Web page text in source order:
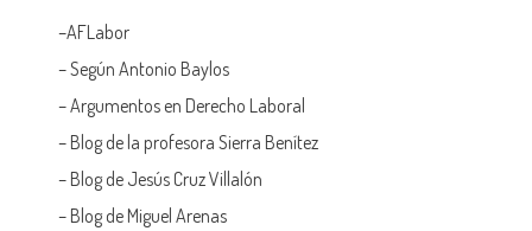
–AFLabor
– Según Antonio Baylos
–Argumentos en Derecho Laboral
– Blog de la profesora Sierra Benítez
– Blog de Jesús Cruz Villalón
– Blog de Miguel Arenas